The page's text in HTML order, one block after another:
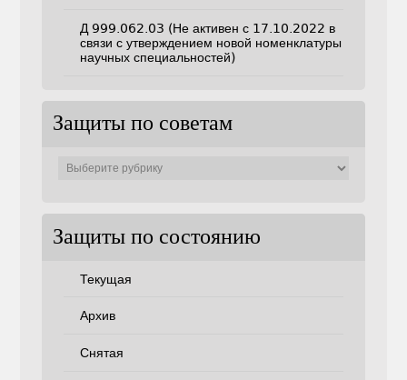
Д 999.062.03 (Не активен с 17.10.2022 в
связи с утверждением новой номенклатуры
научных специальностей)
Защиты по советам
Защиты по состоянию
Текущая
Архив
Снятая